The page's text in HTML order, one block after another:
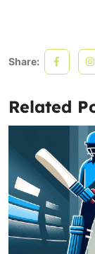
Share:
Related